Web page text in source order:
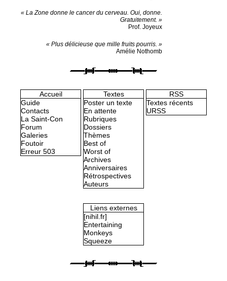
« La Zone donne le cancer du cerveau. Oui, donne.
Gratuitement. »
Prof. Joyeux
« Plus délicieuse que mille fruits pourris. »
Amélie Nothomb
Accueil
Guide
Contacts
La Saint-Con
Forum
Galeries
Foutoir
Erreur 503
Textes
Poster un texte
En attente
Rubriques
Dossiers
Thèmes
Best of
Worst of
Archives
Anniversaires
Rétrospectives
Auteurs
RSS
Textes récents
URSS
Liens externes
[nihil.fr]
Entertaining
Monkeys
Squeeze